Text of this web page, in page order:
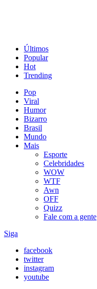
Últimos
Popular
Hot
Trending
Pop
Viral
Humor
Bizarro
Brasil
Mundo
Mais
Esporte
Celebridades
WOW
WTF
Awn
OFF
Quizz
Fale com a gente
Siga
facebook
twitter
instagram
youtube